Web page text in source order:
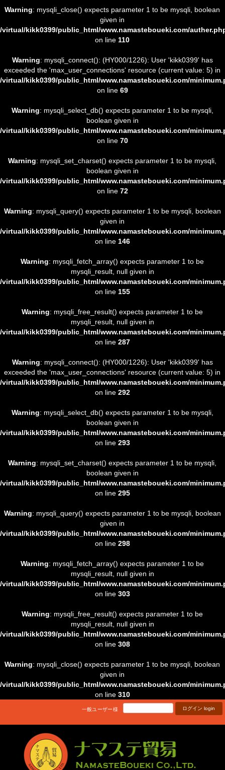
Warning: mysqli_close() expects parameter 1 to be mysqli, boolean
given in
/virtual/kikk0399/public_html/www.namasteboueki.com/
on line 110
Warning: mysqli_connect(): (HY000/1226): User 'kikk0399' has
exceeded the 'max_user_connections' resource (current value: 5) in
/virtual/kikk0399/public_html/www.namasteboueki.com/
on line 69
Warning: mysqli_select_db() expects parameter 1 to be mysqli,
boolean given in
/virtual/kikk0399/public_html/www.namasteboueki.com/
on line 70
Warning: mysqli_set_charset() expects parameter 1 to be mysqli,
boolean given in
/virtual/kikk0399/public_html/www.namasteboueki.com/
on line 72
Warning: mysqli_query() expects parameter 1 to be mysqli, boolean
given in
/virtual/kikk0399/public_html/www.namasteboueki.com/
on line 146
Warning: mysqli_fetch_array() expects parameter 1 to be
mysqli_result, null given in
/virtual/kikk0399/public_html/www.namasteboueki.com/
on line 155
Warning: mysqli_free_result() expects parameter 1 to be
mysqli_result, null given in
/virtual/kikk0399/public_html/www.namasteboueki.com/
on line 287
Warning: mysqli_connect(): (HY000/1226): User 'kikk0399' has
exceeded the 'max_user_connections' resource (current value: 5) in
/virtual/kikk0399/public_html/www.namasteboueki.com/
on line 292
Warning: mysqli_select_db() expects parameter 1 to be mysqli,
boolean given in
/virtual/kikk0399/public_html/www.namasteboueki.com/
on line 293
Warning: mysqli_set_charset() expects parameter 1 to be mysqli,
boolean given in
/virtual/kikk0399/public_html/www.namasteboueki.com/
on line 295
Warning: mysqli_query() expects parameter 1 to be mysqli, boolean
given in
/virtual/kikk0399/public_html/www.namasteboueki.com/
on line 298
Warning: mysqli_fetch_array() expects parameter 1 to be
mysqli_result, null given in
/virtual/kikk0399/public_html/www.namasteboueki.com/
on line 303
Warning: mysqli_free_result() expects parameter 1 to be
mysqli_result, null given in
/virtual/kikk0399/public_html/www.namasteboueki.com/
on line 308
Warning: mysqli_close() expects parameter 1 to be mysqli, boolean
given in
/virtual/kikk0399/public_html/www.namasteboueki.com/
on line 310
ログイン login
一般ユーザー様